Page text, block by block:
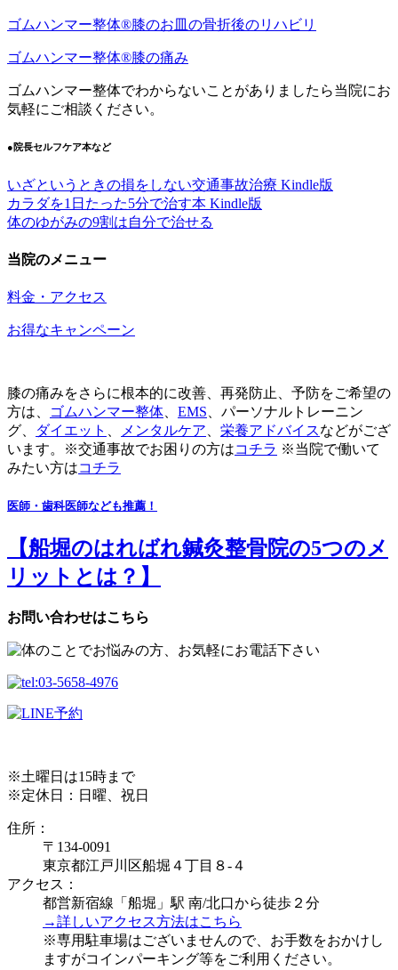
ゴムハンマー整体®︎膝のお皿の骨折後のリハビリ
ゴムハンマー整体®️膝の痛み
ゴムハンマー整体でわからないことがありましたら当院にお
気軽にご相談ください。
●院長セルフケア本など
いざというときの損をしない交通事故治療 Kindle版
カラダを1日たった5分で治す本 Kindle版
体のゆがみの9割は自分で治せる
当院のメニュー
料金・アクセス
お得なキャンペーン
膝の痛みをさらに根本的に改善、再発防止、予防をご希望の
方は、
ゴムハンマー整体 EMS 、パーソナルトレーニン
グ、
ダイエット メンタルケア 栄養アドバイスなどがござ
います。※交通事故でお困りの方はコチラ ※当院で働いて
みたい方はコチラ
医師・歯科医師なども推薦！
【船堀のはればれ鍼灸整骨院の5つのメ
リットとは？】
お問い合わせはこちら
※土曜日は15時まで
※定休日：日曜、祝日
住所：
〒134-0091
東京都江戸川区船堀４丁目８-４
アクセス：
都営新宿線「船堀」駅 南/北口から徒歩２分
→詳しいアクセス方法はこちら
※専用駐車場はございませんので、お手数をおかけし
ますがコインパーキング等をご利用ください。